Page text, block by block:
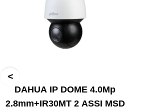
DAHUA IP DOME 4.0Mp
2.8mm+IR30MT 2 ASSI MSD